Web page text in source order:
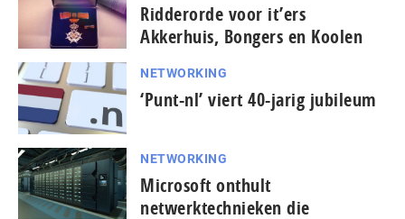
Ridderorde voor it’ers
Akkerhuis, Bongers en Koolen
NETWORKING
‘Punt-nl’ viert 40-jarig jubileum
NETWORKING
Microsoft onthult
netwerktechnieken die